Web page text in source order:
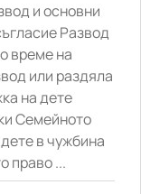
и основни
Развод
време на
или раздяла
на дете
Семейното
в чужбина
право ...